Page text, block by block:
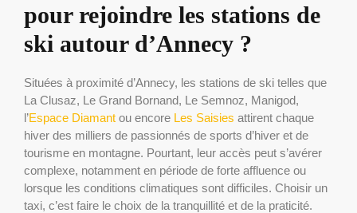
pour rejoindre les stations de
ski autour d’Annecy ?
Situées à proximité d’Annecy, les stations de ski telles que
La Clusaz, Le Grand Bornand, Le Semnoz, Manigod,
l’Espace Diamant ou encore Les Saisies attirent chaque
hiver des milliers de passionnés de sports d’hiver et de
tourisme en montagne. Pourtant, leur accès peut s’avérer
complexe, notamment en période de forte affluence ou
lorsque les conditions climatiques sont difficiles. Choisir un
taxi, c’est faire le choix de la tranquillité et de la praticité.